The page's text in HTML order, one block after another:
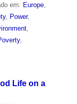
em: Europe,
, Power,
,
,
Life on a